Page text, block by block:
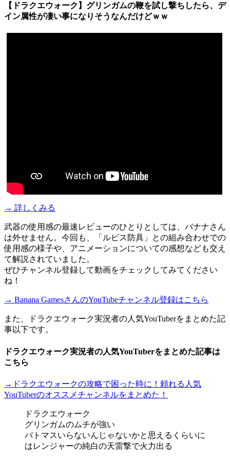
【ドラクエウォーク】グリンガムの鞭を試し撃ちしたら、デ
イン属性が凄い事になりそうなんだけどｗｗ
→ 詳しくみる
武器の使用感の最速レビューのひとりとしては、バナナさん
は外せません。今回も、「ルビス防具」との組み合わせでの
使用感の様子や、アニメーションについての感想なども交え
て解説されていました。
ぜひチャンネル登録して動画をチェックしてみてください
ね！
→ Banana GamesさんのYouTubeチャンネル登録はこちら
また、ドラクエウォーク実況者の人気YouTuberをまとめた記
事以下です。
ドラクエウォーク実況者の人気YouTuberをまとめた記事は
こちら
→ドラクエウォークの攻略で困った時に！頼れる人気
YouTuberのオススメチャンネルをまとめた！
ドラクエウォーク
グリンガムのムチが強い
バトマスいらないんじゃないかと思えるくらいに
はレンジャーの純白の天雷撃で火力出る